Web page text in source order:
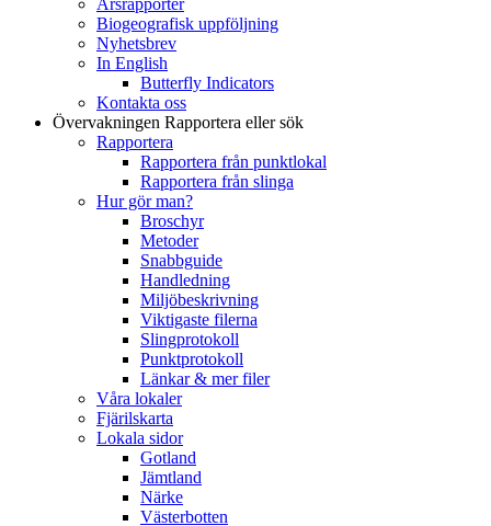
Biogeografisk uppföljning
Nyhetsbrev
In English
Butterfly Indicators
Kontakta oss
Övervakningen Rapportera eller sök
Rapportera
Rapportera från punktlokal
Rapportera från slinga
Hur gör man?
Broschyr
Metoder
Snabbguide
Handledning
Miljöbeskrivning
Viktigaste filerna
Slingprotokoll
Punktprotokoll
Länkar & mer filer
Våra lokaler
Fjärilskarta
Lokala sidor
Gotland
Jämtland
Närke
Västerbotten